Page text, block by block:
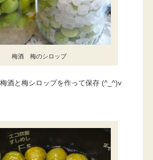
梅酒 梅のシロップ
酒と梅シロップを作って保存 (^_^)v